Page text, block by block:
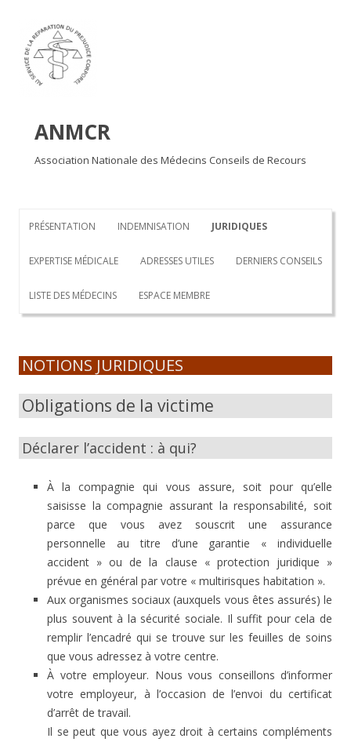
ANMCR
Association Nationale des Médecins Conseils de Recours
PRÉSENTATION INDEMNISATION JURIDIQUES
EXPERTISE MÉDICALE ADRESSES UTILES DERNIERS CONSEILS
LISTE DES MÉDECINS ESPACE MEMBRE
NOTIONS JURIDIQUES
Obligations de la victime
Déclarer l’accident : à qui?
À la compagnie qui vous assure, soit pour qu’elle
saisisse la compagnie assurant la responsabilité, soit
parce que vous avez souscrit une assurance
personnelle au titre d’une garantie « individuelle
accident » ou de la clause « protection juridique »
prévue en général par votre « multirisques habitation ».
Aux organismes sociaux (auxquels vous êtes assurés) le
plus souvent à la sécurité sociale. Il suffit pour cela de
remplir l’encadré qui se trouve sur les feuilles de soins
que vous adressez à votre centre.
À votre employeur. Nous vous conseillons d’informer
votre employeur, à l’occasion de l’envoi du certificat
d’arrêt de travail.
Il se peut que vous ayez droit à certains compléments